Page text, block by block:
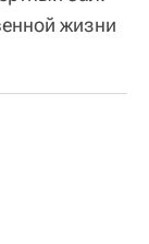
жизни